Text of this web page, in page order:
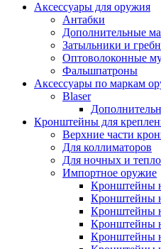
Аксессуары для оружия
Антабки
Дополнительные
Затыльники и
Оптоволоконные
Фальшпатроны
Аксессуары по маркам
Blaser
Кронштейны для
Верхние части
Для коллиматоров
Для ночных и
Импортное оружие
Кронштейны
Кронштейны
Кронштейны
Кронштейны
Кронштейны